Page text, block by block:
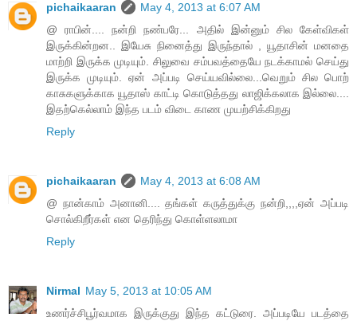
pichaikaaran
May 4, 2013 at 6:07 AM
@ ராபின்.... நன்றி நண்பரே... அதில் இன்னும் சில கேள்விகள்
இருக்கின்றன.. இயேசு நினைத்து இருந்தால் , யூதாசின் மனதை
மாற்றி இருக்க முடியும். சிலுவை சம்பவத்தையே நடக்காமல் செய்து
இருக்க முடியும். ஏன் அப்படி செய்யவில்லை...வெறும் சில பொற்
காசுகளுக்காக யூதாஸ் காட்டி கொடுத்தது லாஜிக்கலாக இல்லை....
இதற்கெல்லாம் இந்த படம் விடை காண முயற்சிக்கிறது
Reply
pichaikaaran
May 4, 2013 at 6:08 AM
@ நான்காம் அனானி.... தங்கள் கருத்துக்கு நன்றி,,,,ஏன் அப்படி
சொல்கிறீர்கள் என தெரிந்து கொள்ளலாமா
Reply
Nirmal May 5, 2013 at 10:05 AM
உணர்ச்சிபூர்வமாக இருக்குது இந்த கட்டுரை. அப்படியே படத்தை